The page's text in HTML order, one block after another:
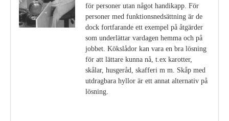
för personer utan något handikapp. För
personer med funktionsnedsättning är de
dock fortfarande ett exempel på åtgärder
som underlättar vardagen hemma och på
jobbet. Kökslådor kan vara en bra lösning
för att lättare kunna nå, t.ex karotter,
skålar, husgeråd, skafferi m m. Skåp med
utdragbara hyllor är ett annat alternativ på
lösning.